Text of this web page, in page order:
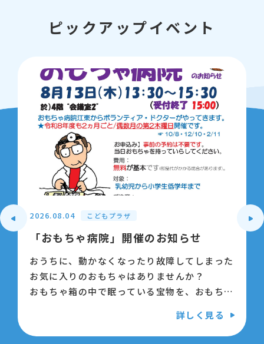
ピックアップイベント
2026.08.04 こどもプラザ
「おもちゃ病院」開催のお知らせ
おうちに、動かなくなったり故障してしまった
お気に入りのおもちゃはありませんか？
おもちゃ箱の中で眠っている宝物を、おもちゃ
詳しく見る